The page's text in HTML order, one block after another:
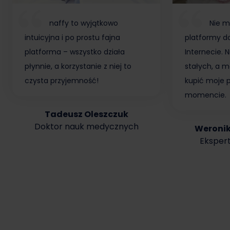
naffy to wyjątkowo
intuicyjna i po prostu fajna
platforma – wszystko działa
płynnie, a korzystanie z niej to
czysta przyjemność!
Tadeusz Oleszczuk
Doktor nauk medycznych
Nie
platformy
Internecie.
stałych, a
kupić moje
momencie.